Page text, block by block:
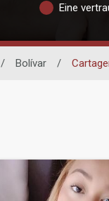
Eine
/ Bolívar /